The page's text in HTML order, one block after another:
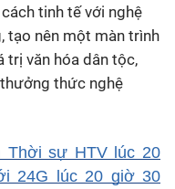
tinh tế với nghệ
tạo nên một màn trình
trị văn hóa dân tộc,
thức nghệ
Thời sự HTV lúc 20
24G lúc 20 giờ 30